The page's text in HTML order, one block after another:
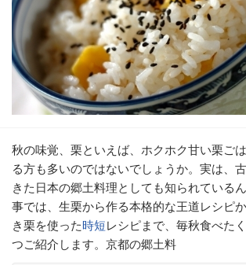
秋の味覚、栗といえば、ホクホク甘い栗ご
る方も多いのではないでしょうか。実は、
きた日本の郷土料理としても知られている
事では、生栗から作る本格的な王道レシピ
き栗を使った時短レシピまで、毎秋食べた
つご紹介します。京都の郷土料